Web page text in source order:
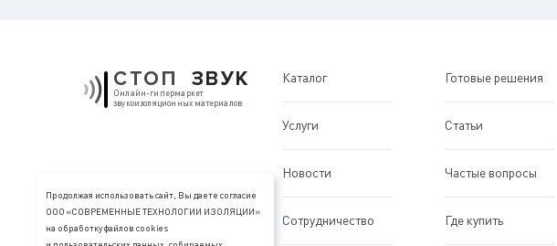
СТОП ЗВУК
Онлайн-гипермаркет
звукоизоляционных материалов
Каталог Готовые решения
Услуги Статьи
Новости Частые вопросы
Сотрудничество Где купить
Продолжая использовать сайт, Вы даете согласие
ООО «СОВРЕМЕННЫЕ ТЕХНОЛОГИИ ИЗОЛЯЦИИ»
на обработку файлов cookies